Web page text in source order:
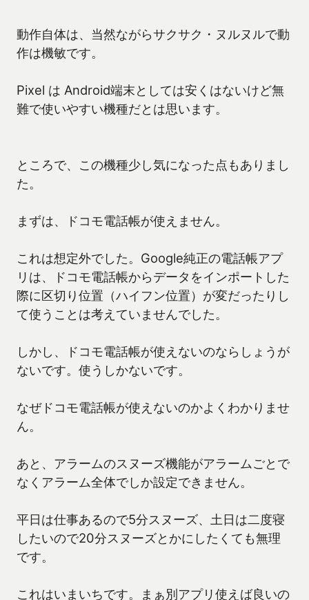
動作自体は、当然ながらサクサク・ヌルヌルで動
作は機敏です。
Pixel は Android端末としては安くはないけど無
難で使いやすい機種だとは思います。
ところで、この機種少し気になった点もありまし
た。
まずは、ドコモ電話帳が使えません。
これは想定外でした。Google純正の電話帳アプ
リは、ドコモ電話帳からデータをインポートした
際に区切り位置（ハイフン位置）が変だったりし
て使うことは考えていませんでした。
しかし、ドコモ電話帳が使えないのならしょうが
ないです。使うしかないです。
なぜドコモ電話帳が使えないのかよくわかりませ
ん。
あと、アラームのスヌーズ機能がアラームごとで
なくアラーム全体でしか設定できません。
平日は仕事あるので5分スヌーズ、土日は二度寝
したいので20分スヌーズとかにしたくても無理
です。
これはいまいちです。まぁ別アプリ使えば良いの